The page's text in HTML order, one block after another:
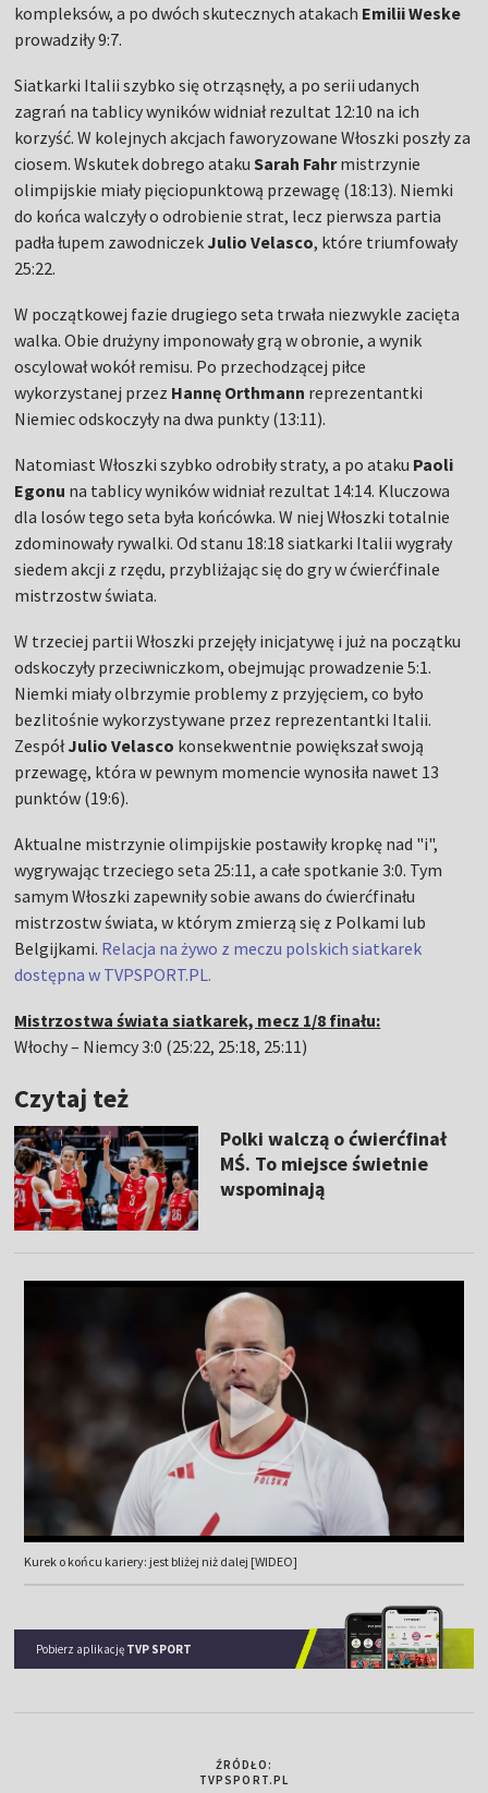
kompleksów, a po dwóch skutecznych atakach Emilii Weske
prowadziły 9:7.
Siatkarki Italii szybko się otrząsnęły, a po serii udanych
zagrań na tablicy wyników widniał rezultat 12:10 na ich
korzyść. W kolejnych akcjach faworyzowane Włoszki poszły za
ciosem. Wskutek dobrego atakuSarah Fahrmistrzynie
olimpijskie miały pięciopunktową przewagę (18:13). Niemki
do końca walczyły o odrobienie strat, lecz pierwsza partia
padła łupem zawodniczek Julio Velasco, które triumfowały
25:22.
W początkowej fazie drugiego seta trwała niezwykle zacięta
walka. Obie drużyny imponowały grą w obronie, a wynik
oscylował wokół remisu. Po przechodzącej piłce
wykorzystanej przez Hannę Orthmann reprezentantki
Niemiec odskoczyły na dwa punkty (13:11).
Natomiast Włoszki szybko odrobiły straty, a po ataku Paoli
Egonu na tablicy wyników widniał rezultat 14:14. Kluczowa
dla losów tego seta była końcówka. W niej Włoszki totalnie
zdominowały rywalki. Od stanu 18:18 siatkarki Italii wygrały
siedem akcji z rzędu, przybliżając się do gry w ćwierćfinale
mistrzostw świata.
W trzeciej partii Włoszki przejęły inicjatywę i już na początku
odskoczyły przeciwniczkom, obejmując prowadzenie 5:1.
Niemki miały olbrzymie problemy z przyjęciem, co było
bezlitośnie wykorzystywane przez reprezentantki Italii.
ZespółJulio Velasco konsekwentnie powiększał swoją
przewagę, która w pewnym momencie wynosiła nawet 13
punktów (19:6).
Aktualne mistrzynie olimpijskie postawiły kropkę nad "i",
wygrywając trzeciego seta 25:11, a całe spotkanie 3:0. Tym
samym Włoszki zapewniły sobie awans do ćwierćfinału
mistrzostw świata, w którym zmierzą się z Polkami lub
Belgijkami. Relacja na żywo z meczu polskich siatkarek
dostępna w TVPSPORT.PL.
Mistrzostwa świata siatkarek, mecz 1/8 finału:
Włochy – Niemcy 3:0 (25:22, 25:18, 25:11)
Czytaj też
Polki walczą o ćwierćfinał
MŚ. To miejsce świetnie
wspominają
Kurek o końcu kariery: jest bliżej niż dalej [WIDEO]
Pobierz aplikację TVP SPORT
ŹRÓDŁO:
TVPSPORT.PL